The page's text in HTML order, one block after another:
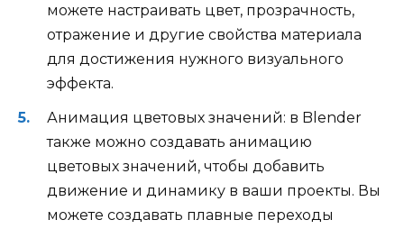
можете настраивать цвет, прозрачность,
отражение и другие свойства материала
для достижения нужного визуального
эффекта.
Анимация цветовых значений: в Blender
также можно создавать анимацию
цветовых значений, чтобы добавить
движение и динамику в ваши проекты. Вы
можете создавать плавные переходы